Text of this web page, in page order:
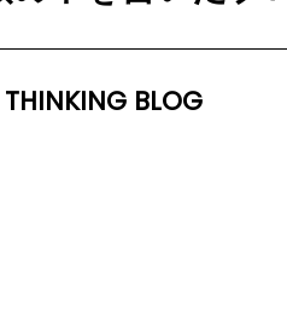
BLOG